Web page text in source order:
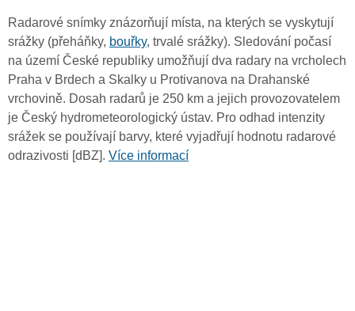
Radarové snímky znázorňují místa, na kterých se vyskytují
srážky (přeháňky, bouřky, trvalé srážky). Sledování počasí
na území České republiky umožňují dva radary na vrcholech
Praha v Brdech a Skalky u Protivanova na Drahanské
vrchovině. Dosah radarů je 250 km a jejich provozovatelem
je Český hydrometeorologický ústav. Pro odhad intenzity
srážek se používají barvy, které vyjadřují hodnotu radarové
odrazivosti [dBZ]. Více informací